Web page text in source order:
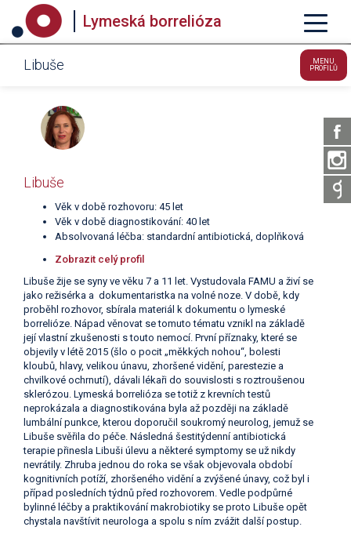
Lymeská borrelióza
Libuše
MENU
PROFILŮ
Libuše
Věk v době rozhovoru: 45 let
Věk v době diagnostikování: 40 let
Absolvovaná léčba: standardní antibiotická, doplňková
Zobrazit celý profil
Libuše žije se syny ve věku 7 a 11 let. Vystudovala FAMU a živí se
jako režisérka a dokumentaristka na volné noze. V době, kdy
proběhl rozhovor, sbírala materiál k dokumentu o lymeské
borrelióze. Nápad věnovat se tomuto tématu vznikl na základě
její vlastní zkušenosti s touto nemocí. První příznaky, které se
objevily v létě 2015 (šlo o pocit „měkkých nohou“, bolesti
kloubů, hlavy, velikou únavu, zhoršené vidění, parestezie a
chvilkové ochrnutí), dávali lékaři do souvislosti s roztroušenou
sklerózou. Lymeská borrelióza se totiž z krevních testů
neprokázala a diagnostikována byla až později na základě
lumbální punkce, kterou doporučil soukromý neurolog, jemuž se
Libuše svěřila do péče. Následná šestitýdenní antibiotická
terapie přinesla Libuši úlevu a některé symptomy se už nikdy
nevrátily. Zhruba jednou do roka se však objevovala období
kognitivních potíží, zhoršeného vidění a zvýšené únavy, což byl i
případ posledních týdnů před rozhovorem. Vedle podpůrné
bylinné léčby a praktikování makrobiotiky se proto Libuše opět
chystala navštívit neurologa a spolu s ním zvážit další postup.